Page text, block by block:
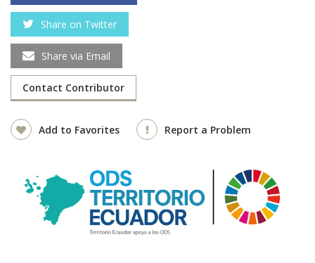
Share on Twitter
Share via Email
Contact Contributor
Add to Favorites Report a Problem